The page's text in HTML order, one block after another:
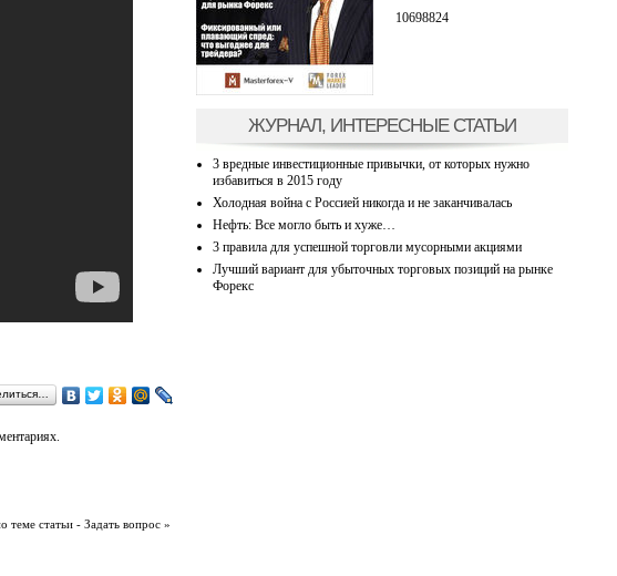
теме статьи - Задать вопрос »
10698824
ЖУРНАЛ, ИНТЕРЕСНЫЕ СТАТЬИ
3 вредные инвестиционные привычки, от которых нужно
избавиться в 2015 году
Холодная война с Россией никогда и не заканчивалась
Нефть: Все могло быть и хуже…
3 правила для успешной торговли мусорными акциями
Лучший вариант для убыточных торговых позиций на рынке
Форекс